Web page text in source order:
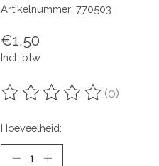
Artikelnummer: 770503
€1,50
Incl. btw
De beoordeling van dit
(0)
Hoeveelheid: